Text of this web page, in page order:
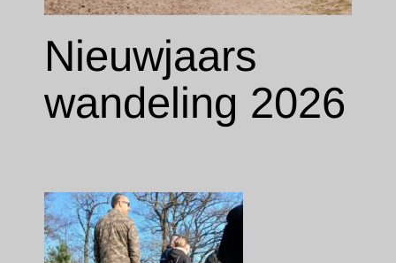
Nieuwjaars
wandeling 2026